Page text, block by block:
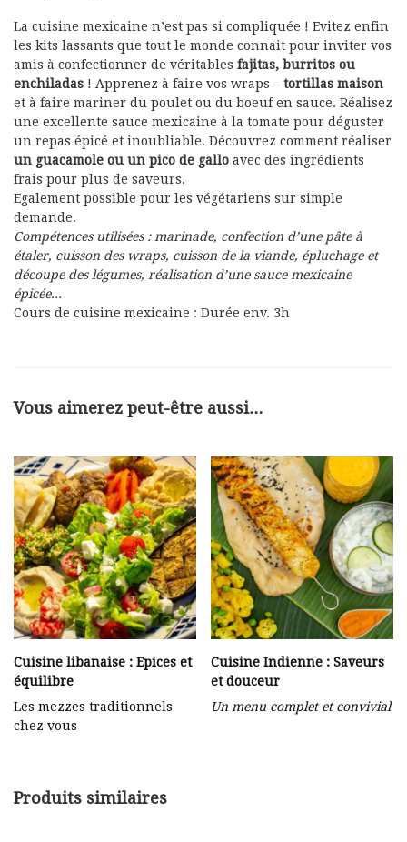
La cuisine mexicaine n’est pas si compliquée ! Evitez enfin
les kits lassants que tout le monde connait pour inviter vos
amis à confectionner de véritables fajitas, burritos ou
enchiladas ! Apprenez à faire vos wraps – tortillas maison
et à faire mariner du poulet ou du boeuf en sauce. Réalisez
une excellente sauce mexicaine à la tomate pour déguster
un repas épicé et inoubliable. Découvrez comment réaliser
un guacamole ou un pico de gallo avec des ingrédients
frais pour plus de saveurs.
Egalement possible pour les végétariens sur simple
demande.
Compétences utilisées : marinade, confection d’une pâte à
étaler, cuisson des wraps, cuisson de la viande, épluchage et
découpe des légumes, réalisation d’une sauce mexicaine
épicée…
Cours de cuisine mexicaine : Durée env. 3h
Vous aimerez peut-être aussi…
Cuisine libanaise : Epices et
équilibre
Les mezzes traditionnels
chez vous
Cuisine Indienne : Saveurs
et douceur
Un menu complet et convivial
Produits similaires